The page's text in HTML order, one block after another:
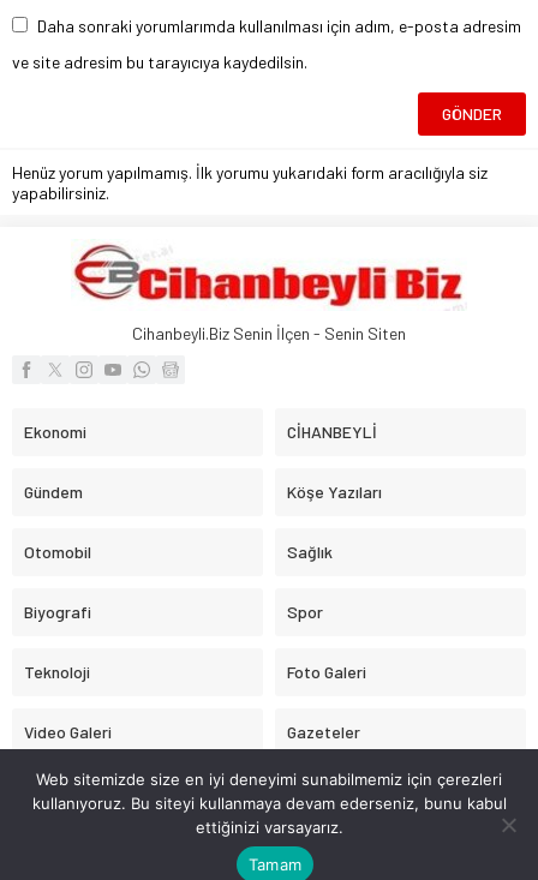
Daha sonraki yorumlarımda kullanılması için adım, e-posta adresim
ve site adresim bu tarayıcıya kaydedilsin.
Henüz yorum yapılmamış. İlk yorumu yukarıdaki form aracılığıyla siz
yapabilirsiniz.
Cihanbeyli.Biz Senin İlçen - Senin Siten
Ekonomi CİHANBEYLİ
Gündem Köşe Yazıları
Otomobil Sağlık
Biyografi Spor
Teknoloji Foto Galeri
Video Galeri Gazeteler
Astroloji
CİHANBEYLİ.BİZ
Web sitemizde size en iyi deneyimi sunabilmemiz için çerezleri
kullanıyoruz. Bu siteyi kullanmaya devam ederseniz, bunu kabul
ettiğinizi varsayarız.
Tamam